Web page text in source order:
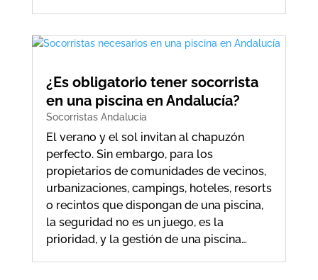
¿Es obligatorio tener socorrista
en una piscina en Andalucía?
Socorristas Andalucia
El verano y el sol invitan al chapuzón
perfecto. Sin embargo, para los
propietarios de comunidades de vecinos,
urbanizaciones, campings, hoteles, resorts
o recintos que dispongan de una piscina,
la seguridad no es un juego, es la
prioridad, y la gestión de una piscina…